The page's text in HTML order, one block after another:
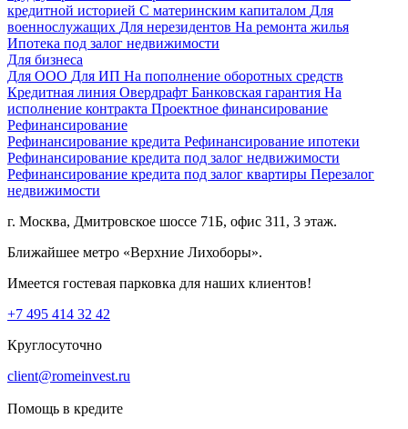
кредитной историей С материнским капиталом Для
военнослужащих Для нерезидентов На ремонта жилья
Ипотека под залог недвижимости
Для бизнеса
Для ООО Для ИП На пополнение оборотных средств
Кредитная линия Овердрафт Банковская гарантия На
исполнение контракта Проектное финансирование
Рефинансирование
Рефинансирование кредита Рефинансирование ипотеки
Рефинансирование кредита под залог недвижимости
Рефинансирование кредита под залог квартиры Перезалог
недвижимости
г. Москва, Дмитровское шоссе 71Б, офис 311, 3 этаж.
Ближайшее метро «Верхние Лихоборы».
Имеется гостевая парковка для наших клиентов!
+7 495 414 32 42
Круглосуточно
client@romeinvest.ru
Помощь в кредите